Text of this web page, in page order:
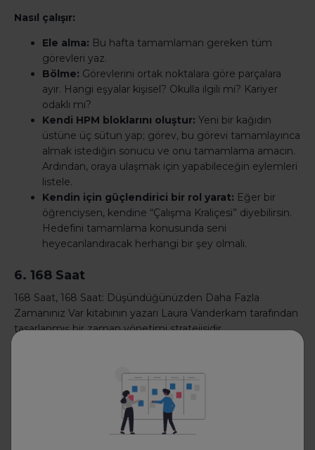
Nasıl çalışır:
Ele alma: Bu hafta tamamlaman gereken tüm
görevleri yaz.
Bölme: Görevlerini ortak noktalara göre parçalara
ayır. Hangi eşyalar kişisel? Okulla ilgili mi? Kariyer
odaklı mı?
Kendi HPM bloklarını oluştur: Yeni bir kağıdın
üstüne üç sütun yap; görev, bu görevi tamamlayınca
almak istediğin sonucu ve onu tamamlama amacın.
Ardından, oraya ulaşmak için yapabileceğin eylemleri
listele.
Kendin için güçlendirici bir rol yarat: Eğer bir
öğrenciysen, kendine “Çalışma Kraliçesi” diyebilirsin.
Hedefini tamamlama konusunda seni
heyecanlandıracak herhangi bir şey olmalı.
6. 168 Saat
168 Saat, 168 Saat: Düşündüğünüzden Daha Fazla
Zamanınız Var kitabının yazarı Laura Vanderkam tarafından
tasarlanmış bir zaman yönetimi stratejisidir.
sahip olmamızdır, ancak tüm farkı yaratan bu zamanla